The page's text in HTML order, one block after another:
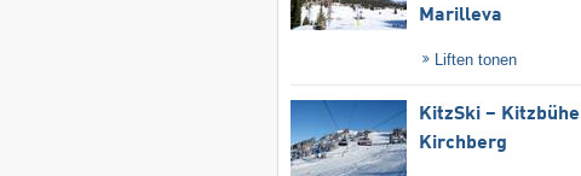
Marilleva
Liften tonen
KitzSki –
Kirchberg